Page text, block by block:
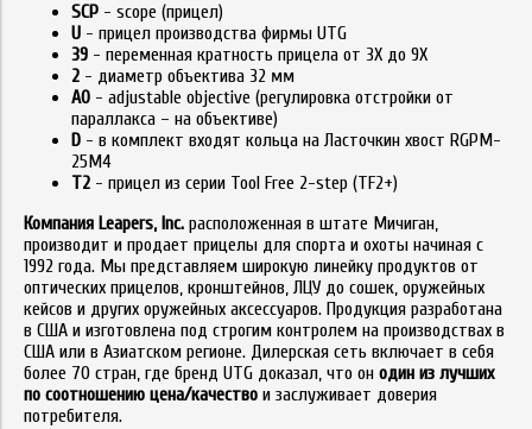
SCP - scope (прицел)
U - прицел производства фирмы UTG
39 - переменная кратность прицела от 3Х до 9Х
2 - диаметр объектива 32 мм
AO - adjustable objective (регулировка отстройки от
параллакса – на объективе)
D - в комплект входят кольца на Ласточкин хвост RGPM-
25M4
T2 - прицел из серии Tool Free 2-step (TF2+)
Компания Leapers, Inc. расположенная в штате Мичиган,
производит и продает прицелы для спорта и охоты начиная с
1992 года. Мы представляем широкую линейку продуктов от
оптических прицелов, кронштейнов, ЛЦУ до сошек, оружейных
кейсов и других оружейных аксессуаров. Продукция разработана
в США и изготовлена под строгим контролем на производствах в
США или в Азиатском регионе. Дилерская сеть включает в себя
более 70 стран, где бренд UTG доказал, что он один из лучших
по соотношению цена/качество и заслуживает доверия
потребителя.